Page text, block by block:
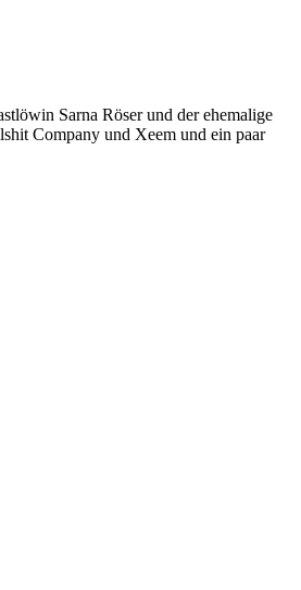
Sarna Röser und der ehemalige
Company und Xeem und ein paar